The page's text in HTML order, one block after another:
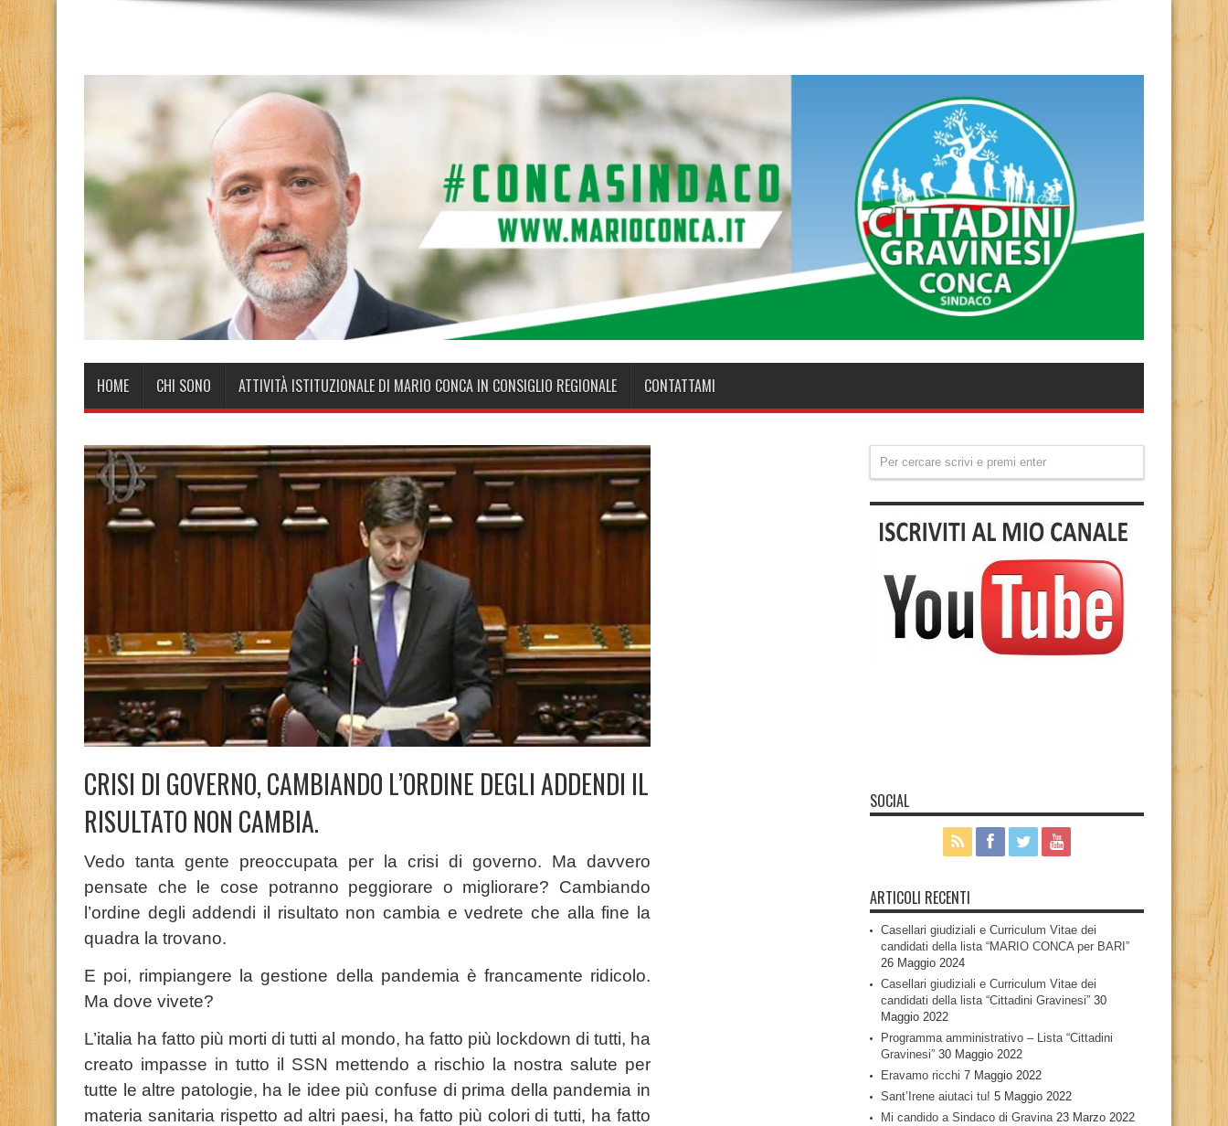
HOME CHI SONO ATTIVITÀ ISTITUZIONALE DI MARIO CONCA IN CONSIGLIO REGIONALE CONTATTAMI
CRISI DI GOVERNO, CAMBIANDO L’ORDINE DEGLI ADDENDI IL
RISULTATO NON CAMBIA.
Vedo tanta gente preoccupata per la crisi di governo. Ma davvero
pensate che le cose potranno peggiorare o migliorare? Cambiando
l’ordine degli addendi il risultato non cambia e vedrete che alla fine la
quadra la trovano.
E poi, rimpiangere la gestione della pandemia è francamente ridicolo.
Ma dove vivete?
L’italia ha fatto più morti di tutti al mondo, ha fatto più lockdown di tutti, ha
creato impasse in tutto il SSN mettendo a rischio la nostra salute per
tutte le altre patologie, ha le idee più confuse di prima della pandemia in
materia sanitaria rispetto ad altri paesi, ha fatto più colori di tutti, ha fatto
SOCIAL
ARTICOLI RECENTI
Casellari giudiziali e Curriculum Vitae dei
candidati della lista “MARIO CONCA per BARI”
26 Maggio 2024
Casellari giudiziali e Curriculum Vitae dei
candidati della lista “Cittadini Gravinesi” 30
Maggio 2022
Programma amministrativo – Lista “Cittadini
Gravinesi” 30 Maggio 2022
Eravamo ricchi 7 Maggio 2022
Sant’Irene aiutaci tu! 5 Maggio 2022
Mi candido a Sindaco di Gravina 23 Marzo 2022